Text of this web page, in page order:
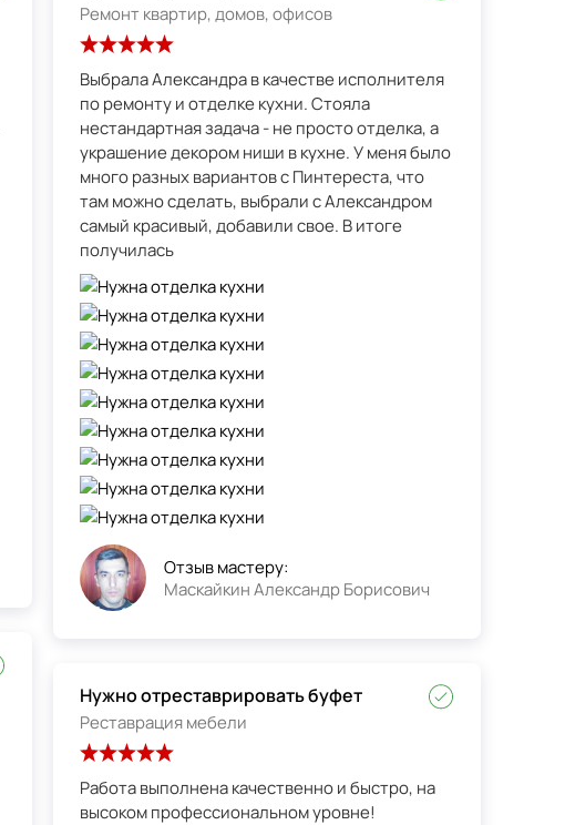
Ремонт квартир, домов, офисов
Выбрала Александра в качестве исполнителя
по ремонту и отделке кухни. Стояла
нестандартная задача - не просто отделка, а
украшение декором ниши в кухне. У меня было
много разных вариантов с Пинтереста, что
там можно сделать, выбрали с Александром
самый красивый, добавили свое. В итоге
получилась
Отзыв мастеру:
Маскайкин Александр Борисович
Нужно отреставрировать буфет
Реставрация мебели
Работа выполнена качественно и быстро, на
высоком профессиональном уровне!